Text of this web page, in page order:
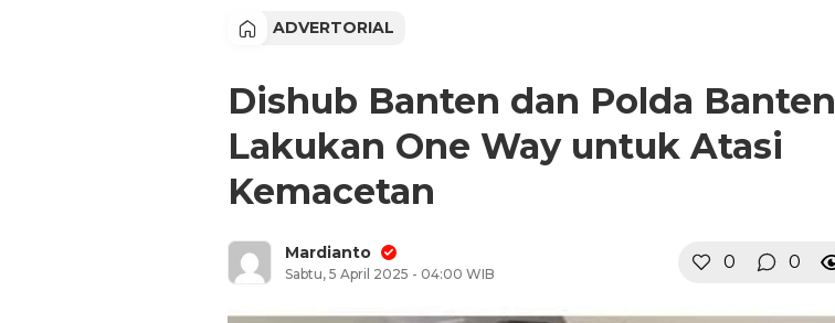
ADVERTORIAL
Dishub Banten dan Polda Banten
Lakukan One Way untuk Atasi
Kemacetan
Mardianto
Sabtu, 5 April 2025 - 04:00 WIB
0 0